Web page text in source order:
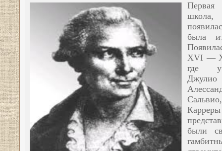
Первая
была
XVI —
где
были